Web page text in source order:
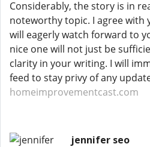
Considerably, the story is in
noteworthy topic. I agree with
will eagerly watch forward to
nice one will not just be
clarity in your writing. I will
feed to stay privy of any
homeimprovementcast.com
jennifer seo